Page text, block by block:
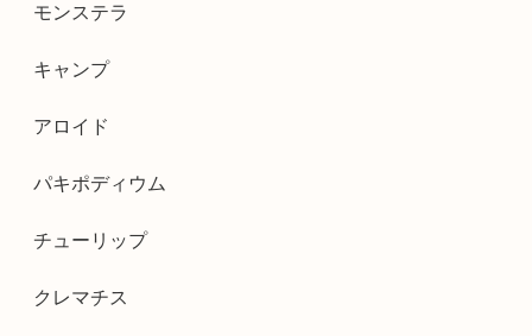
モンステラ
キャンプ
アロイド
パキポディウム
チューリップ
クレマチス